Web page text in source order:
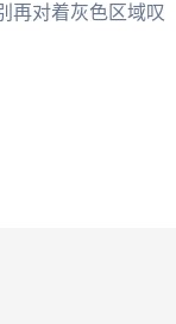
再对着灰色区域叹